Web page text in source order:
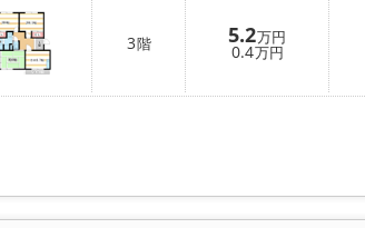
3階 5.2万円
0.4万円